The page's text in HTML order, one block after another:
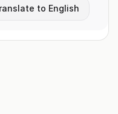
to English